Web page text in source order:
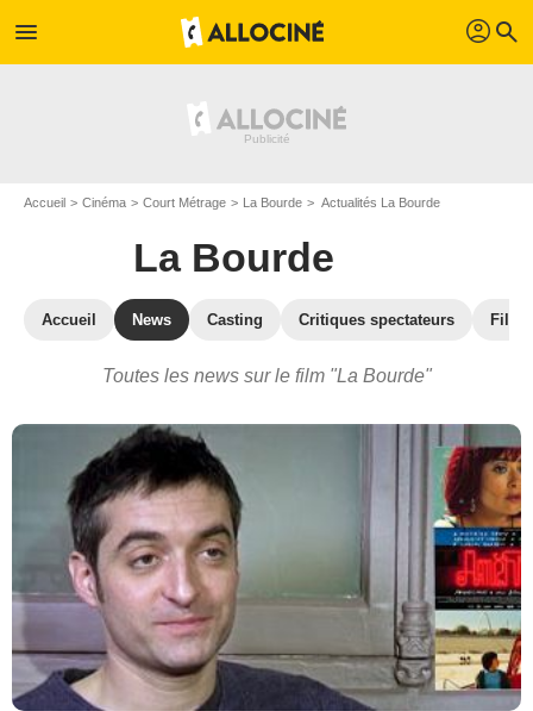
menu profil search
Accueil Cinéma Court Métrage La Bourde Actualités La Bourde
La Bourde
Accueil News Casting Critiques spectateurs
Toutes les news sur le film "La Bourde"